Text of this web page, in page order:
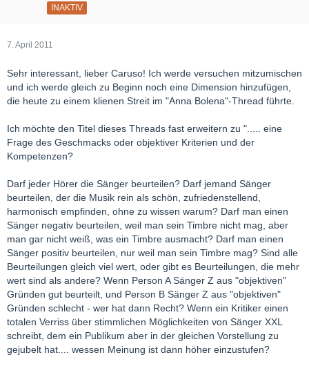
INAKTIV
7. April 2011
Sehr interessant, lieber Caruso! Ich werde versuchen mitzumischen
und ich werde gleich zu Beginn noch eine Dimension hinzufügen,
die heute zu einem klienen Streit im "Anna Bolena"-Thread führte.
Ich möchte den Titel dieses Threads fast erweitern zu "..... eine
Frage des Geschmacks oder objektiver Kriterien und der
Kompetenzen?
Darf jeder Hörer die Sänger beurteilen? Darf jemand Sänger
beurteilen, der die Musik rein als schön, zufriedenstellend,
harmonisch empfinden, ohne zu wissen warum? Darf man einen
Sänger negativ beurteilen, weil man sein Timbre nicht mag, aber
man gar nicht weiß, was ein Timbre ausmacht? Darf man einen
Sänger positiv beurteilen, nur weil man sein Timbre mag? Sind alle
Beurteilungen gleich viel wert, oder gibt es Beurteilungen, die mehr
wert sind als andere? Wenn Person A Sänger Z aus "objektiven"
Gründen gut beurteilt, und Person B Sänger Z aus "objektiven"
Gründen schlecht - wer hat dann Recht? Wenn ein Kritiker einen
totalen Verriss über stimmlichen Möglichkeiten von Sänger XXL
schreibt, dem ein Publikum aber in der gleichen Vorstellung zu
gejubelt hat.... wessen Meinung ist dann höher einzustufen?